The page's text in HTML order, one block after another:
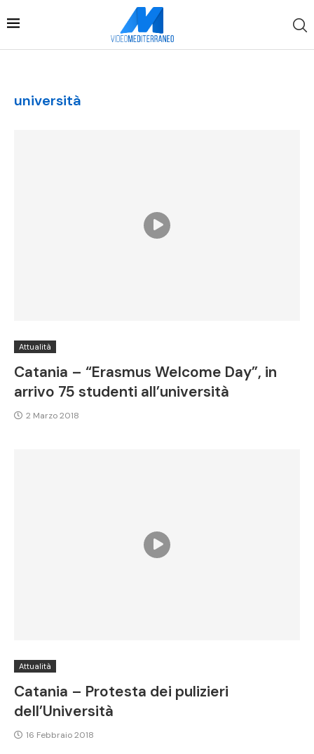
università
Attualità
Catania – “Erasmus Welcome Day”, in
arrivo 75 studenti all’università
2 Marzo 2018
Attualità
Catania – Protesta dei pulizieri
dell’Università
16 Febbraio 2018